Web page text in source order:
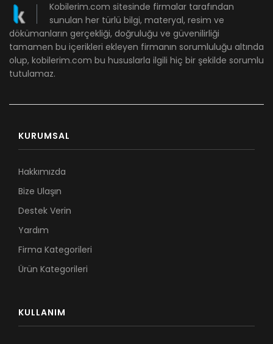
Kobilerim.com sitesinde firmalar tarafından
sunulan her türlü bilgi, materyal, resim ve
dökümanların gerçekliği, doğruluğu ve güvenilirliği
tamamen bu içerikleri ekleyen firmanın sorumluluğu altında
olup, kobilerim.com bu hususlarla ilgili hiç bir şekilde sorumlu
tutulamaz.
KURUMSAL
Hakkımızda
Bize Ulaşın
Destek Verin
Yardım
Firma Kategorileri
Ürün Kategorileri
KULLANIM